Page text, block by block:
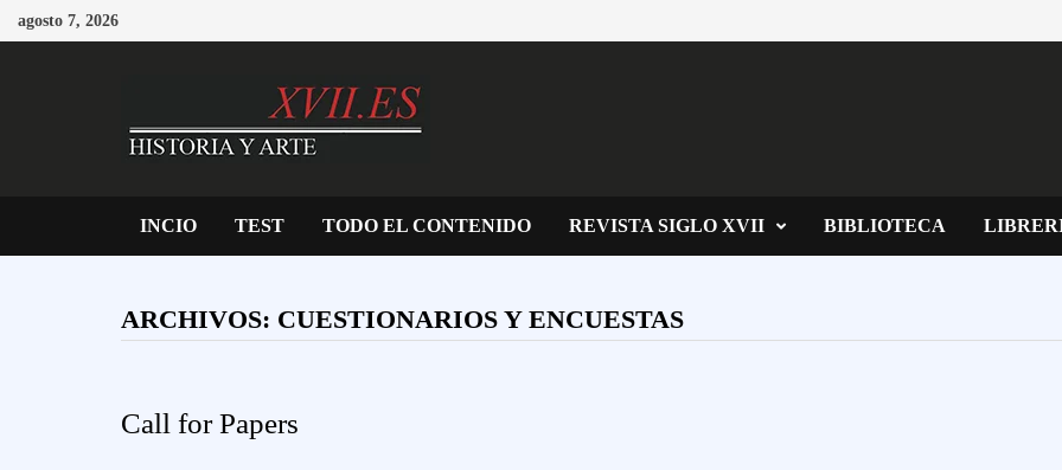
Saltar
al
agosto 7, 2026
INCIO TEST TODO EL CONTENIDO REVISTA SIGLO XVII BIBLIOTECA
ARCHIVOS: CUESTIONARIOS Y ENCUESTAS
Call for Papers